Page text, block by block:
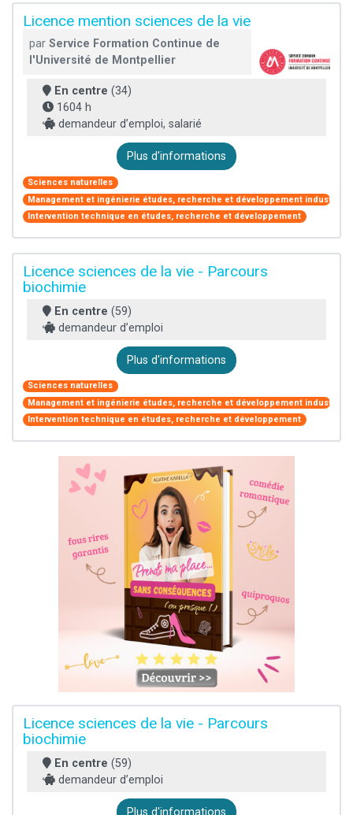
Licence mention sciences de la vie
par Service Formation Continue de
l'Université de Montpellier
En centre (34)
1604 h
demandeur d’emploi, salarié
Plus d'informations
Sciences naturelles
Management et ingénierie études, recherche et développement industriel
Intervention technique en études, recherche et développement
Licence sciences de la vie - Parcours
biochimie
En centre (59)
demandeur d’emploi
Plus d'informations
Sciences naturelles
Management et ingénierie études, recherche et développement industriel
Intervention technique en études, recherche et développement
Licence sciences de la vie - Parcours
biochimie
En centre (59)
demandeur d’emploi
Plus d'informations